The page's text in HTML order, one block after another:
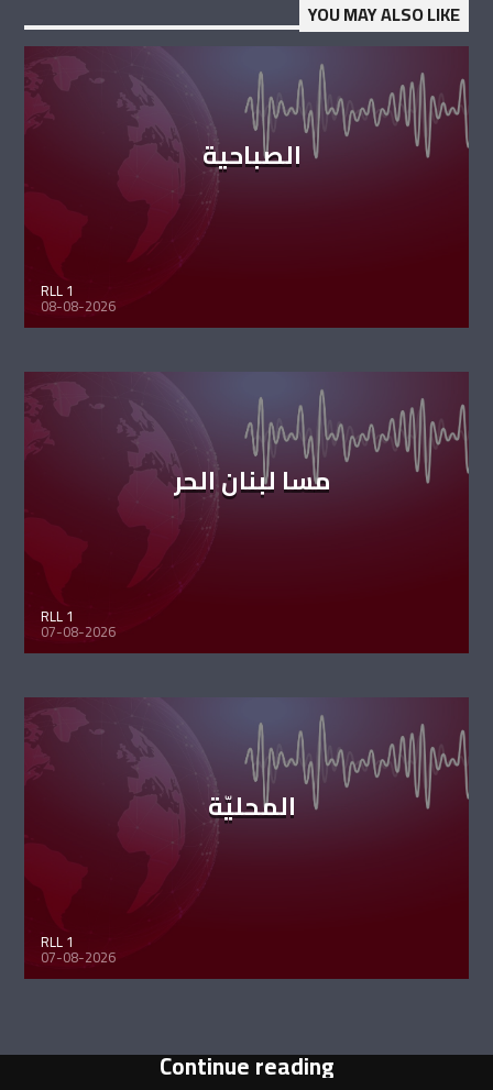
YOU MAY ALSO LIKE
الصباحية
RLL 1
08-08-2026
مسا لبنان الحر
RLL 1
07-08-2026
المحليّة
RLL 1
07-08-2026
Continue reading